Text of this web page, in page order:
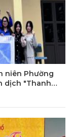
niên Phường
dịch "Thanh